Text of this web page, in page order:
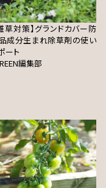
草対策】グランドカバー防
成分生まれ除草剤の使い
ート
編集部